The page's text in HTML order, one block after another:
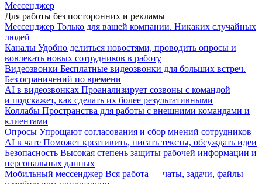
Мессенджер
Для работы без посторонних и рекламы
Мессенджер Только для вашей компании. Никаких случайных
людей
Каналы Удобно делиться новостями, проводить опросы и
вовлекать новых сотрудников в работу
Видеозвонки Бесплатные видеозвонки для больших встреч.
Без ограничений по времени
AI в видеозвонках Проанализирует созвоны с командой
и подскажет, как сделать их более результативными
Коллабы Пространства для работы с внешними командами и
клиентами
Опросы Упрощают согласования и сбор мнений сотрудников
AI в чате Поможет креативить, писать тексты, обсуждать идеи
Безопасность Высокая степень защиты рабочей информации и
персональных данных
Мобильный мессенджер Вся работа — чаты, задачи, файлы —